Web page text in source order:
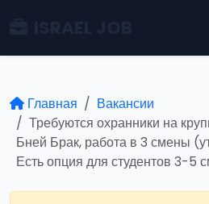
Главная
Вакансии
Требуются охранники на
Бней Брак, работа в 3 смены
Есть опция для студентов 3-5